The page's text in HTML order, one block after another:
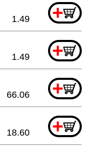
+
1.49
+
1.49
+
66.06
+
18.60